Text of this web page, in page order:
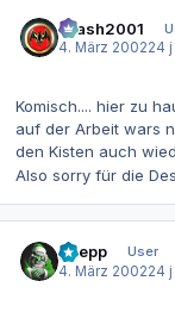
Crash2001
4. März 200224 j
Komisch.... hier zu
auf der Arbeit wars
den Kisten auch
Also sorry für die
goepp
User
4. März 200224 j